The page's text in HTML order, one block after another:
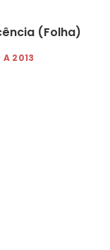
(Folha)
A 2013